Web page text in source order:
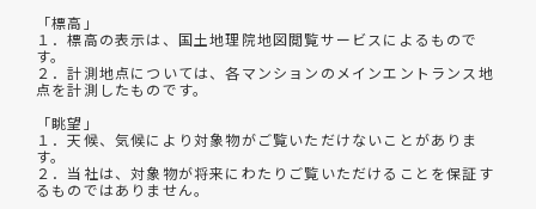
「標高」
１．標高の表示は、国土地理院地図閲覧サービスによるもので
す。
２．計測地点については、各マンションのメインエントランス地
点を計測したものです。
「眺望」
１．天候、気候により対象物がご覧いただけないことがありま
す。
２．当社は、対象物が将来にわたりご覧いただけることを保証す
るものではありません。